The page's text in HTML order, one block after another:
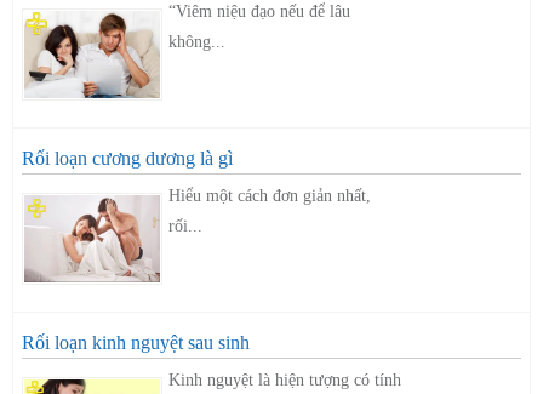
“Viêm niệu đạo nếu để lâu
không...
Rối loạn cương dương là gì
Hiểu một cách đơn giản nhất,
rối...
Rối loạn kinh nguyệt sau sinh
Kinh nguyệt là hiện tượng có tính